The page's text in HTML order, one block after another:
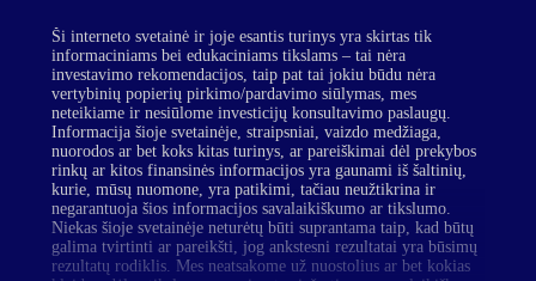
Ši interneto svetainė ir joje esantis turinys yra skirtas tik
informaciniams bei edukaciniams tikslams – tai nėra
investavimo rekomendacijos, taip pat tai jokiu būdu nėra
vertybinių popierių pirkimo/pardavimo siūlymas, mes
neteikiame ir nesiūlome investicijų konsultavimo paslaugų.
Informacija šioje svetainėje, straipsniai, vaizdo medžiaga,
nuorodos ar bet koks kitas turinys, ar pareiškimai dėl prekybos
rinkų ar kitos finansinės informacijos yra gaunami iš šaltinių,
kurie, mūsų nuomone, yra patikimi, tačiau neužtikrina ir
negarantuoja šios informacijos savalaikiškumo ar tikslumo.
Niekas šioje svetainėje neturėtų būti suprantama taip, kad būtų
galima tvirtinti ar pareikšti, jog ankstesni rezultatai yra būsimų
rezultatų rodiklis. Mes neatsakome už nuostolius ar bet kokias